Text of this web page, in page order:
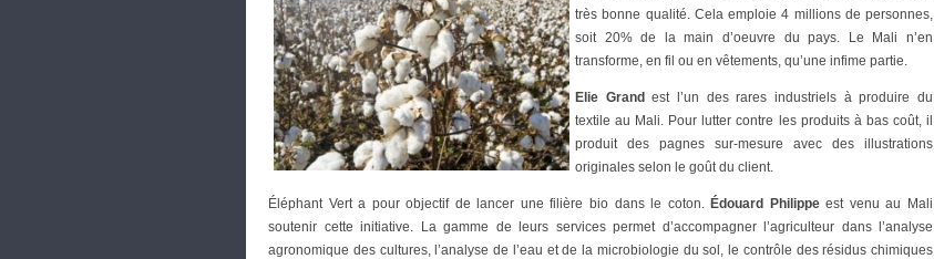
très bonne qualité. Cela emploie 4 millions de personnes,
soit 20% de la main d’oeuvre du pays. Le Mali n’en
transforme, en fil ou en vêtements, qu’une infime partie.
Elie Grand est l’un des rares industriels à produire du
textile au Mali. Pour lutter contre les produits à bas coût, il
produit des pagnes sur-mesure avec des illustrations
originales selon le goût du client.
Éléphant Vert a pour objectif de lancer une filière bio dans le coton. Édouard Philippeest venu au Mali
soutenir cette initiative. La gamme de leurs services permet d’accompagner l’agriculteur dans l’analyse
agronomique des cultures, l’analyse de l’eau et de la microbiologie du sol, le contrôle des résidus chimiques